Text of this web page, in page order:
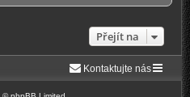
Přejít na
Kontaktujte nás